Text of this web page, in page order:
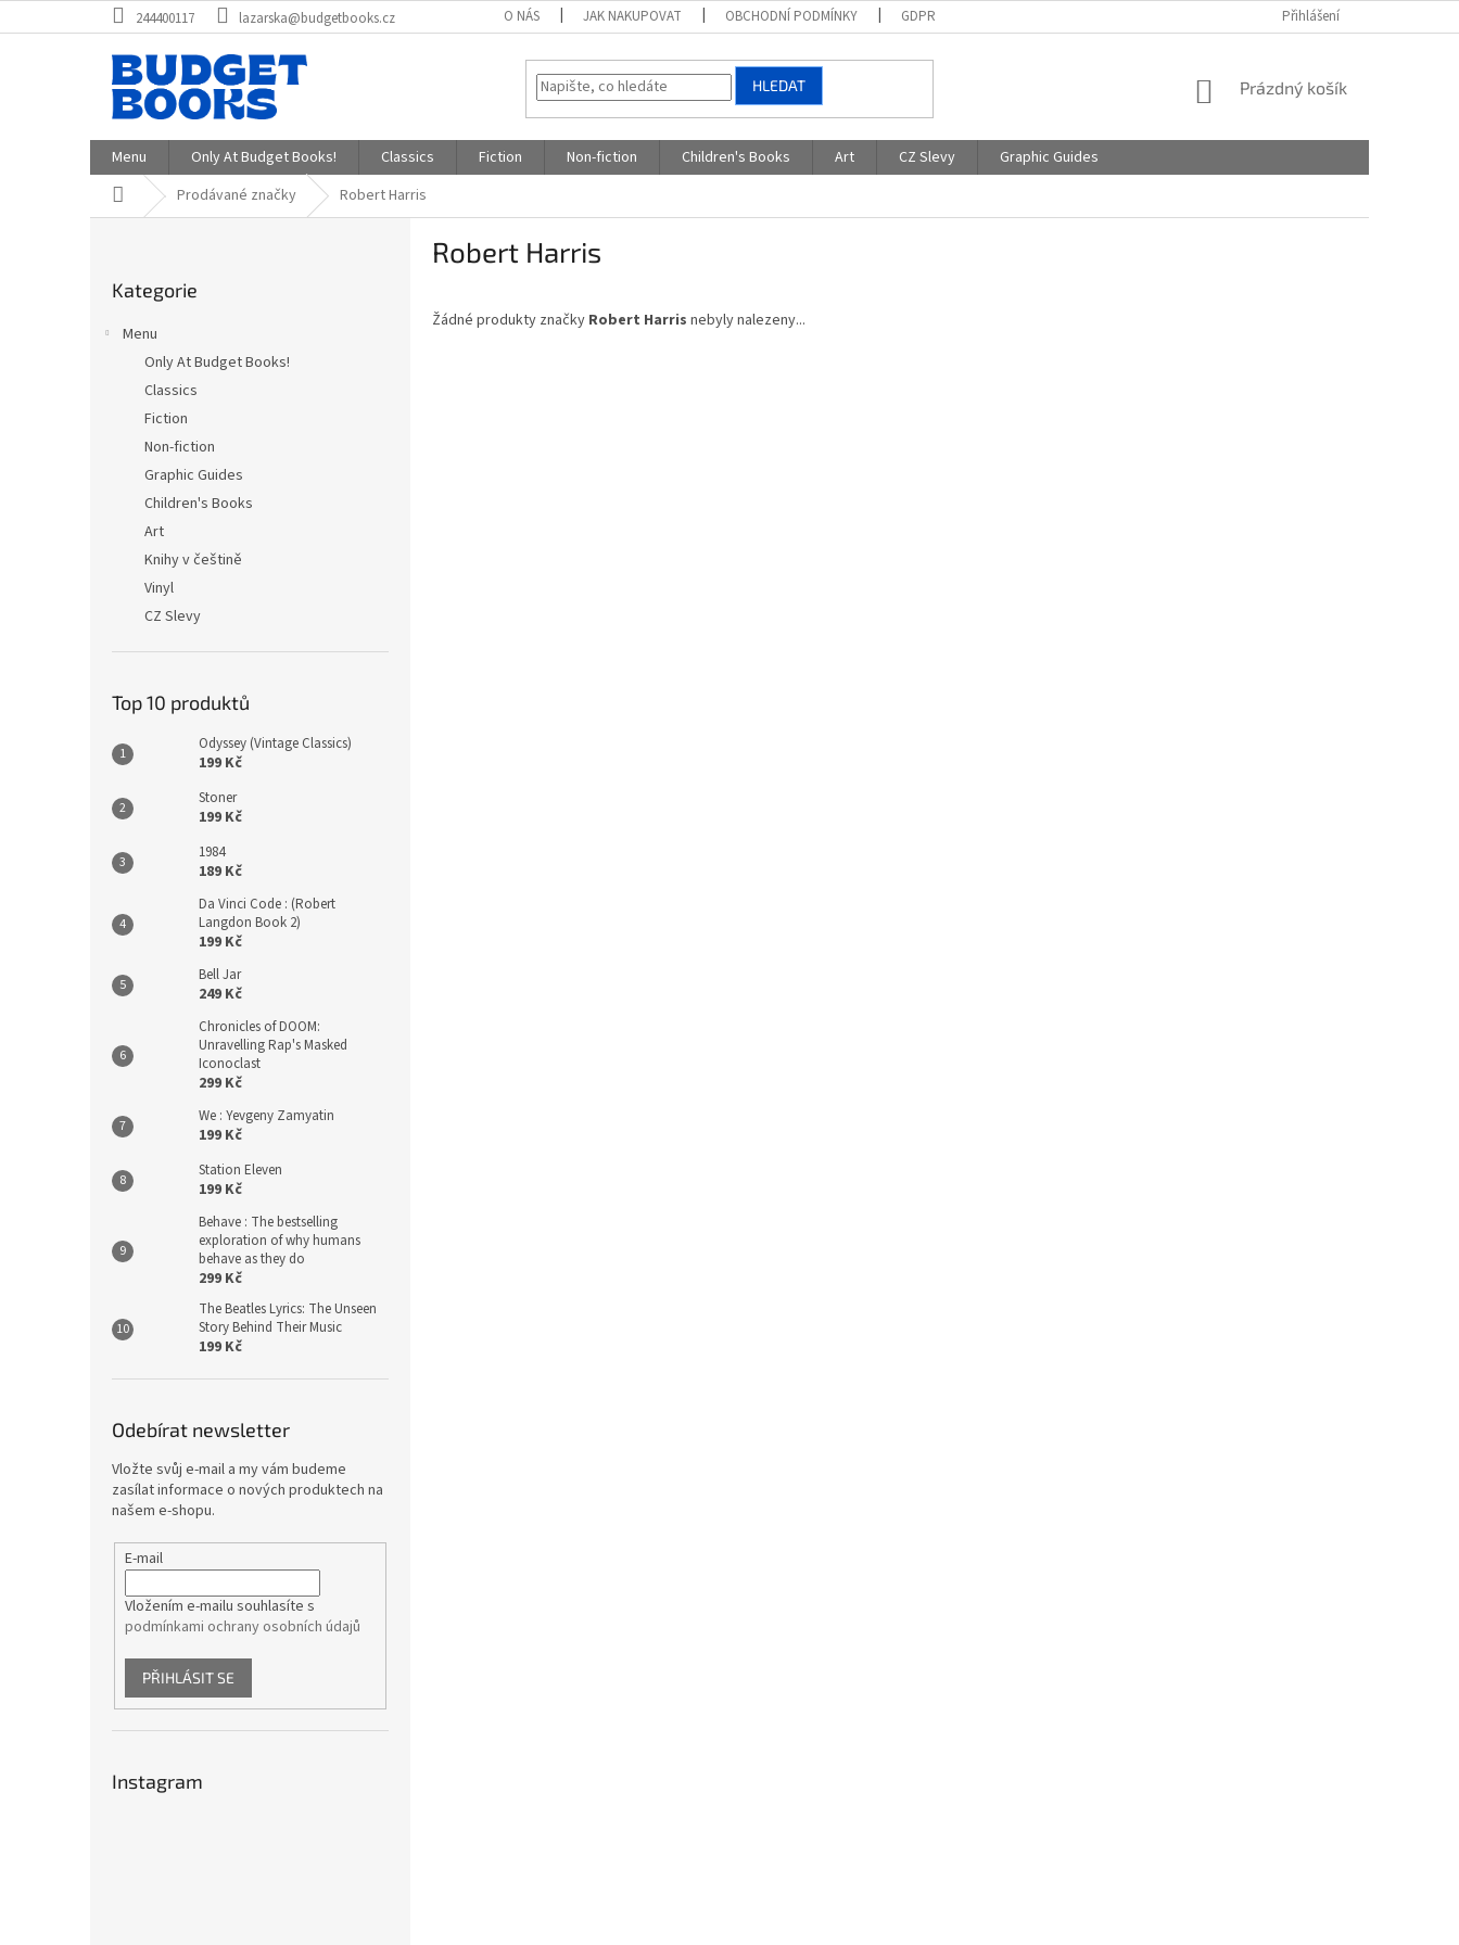
na
244400117 lazarska@budgetbooks.cz O NÁS JAK NAKUPOVAT OBCHODNÍ PODMÍNKY GDPR Přihlášení
HLEDAT
NÁKUPNÍ
Prázdný košík
Menu Only At Budget Books! Classics Fiction Non-fiction Children's Books Art CZ Slevy
Graphic Guides
Domů Prodávané značky Robert Harris
kategorie
Kategorie
Menu
Only At Budget Books!
Classics
Fiction
Non-fiction
Graphic Guides
Children's Books
Art
Knihy v češtině
Vinyl
CZ Slevy
Top 10 produktů
Odyssey (Vintage Classics)
199 Kč
Stoner
199 Kč
1984
189 Kč
Da Vinci Code : (Robert
Langdon Book 2)
199 Kč
Bell Jar
249 Kč
Chronicles of DOOM:
Unravelling Rap's Masked
Iconoclast
299 Kč
We : Yevgeny Zamyatin
199 Kč
Station Eleven
199 Kč
Behave : The bestselling
exploration of why humans
behave as they do
299 Kč
The Beatles Lyrics: The Unseen
Story Behind Their Music
199 Kč
Odebírat newsletter
Vložte svůj e-mail a my vám budeme
zasílat informace o nových produktech na
našem e-shopu.
E-mail
Vložením e-mailu souhlasíte s
podmínkami ochrany osobních údajů
PŘIHLÁSIT SE
Instagram
Robert Harris
Žádné produkty značky Robert Harris nebyly nalezeny...